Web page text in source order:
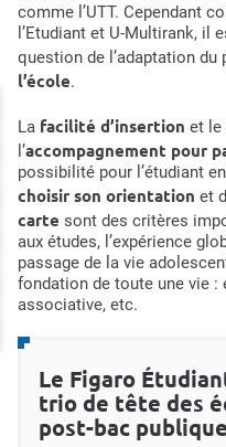
comme l’UTT. Cependant
l’Etudiant et U-Multirank, il
question de l’adaptation du
l’école.
La facilité d’insertion et le
l’accompagnement pour
possibilité pour l’étudiant
choisir son orientation et
carte sont des critères
aux études, l’expérience
passage de la vie
fondation de toute une vie :
associative, etc.
Le Figaro
trio de tête des
post-bac